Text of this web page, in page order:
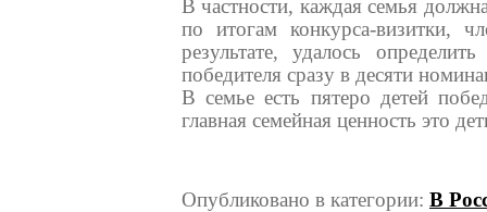
В частности, каждая семья
по итогам конкурса-
результате, удалось
победителя сразу в десяти
В семье есть пятеро детей
главная семейная ценность это
Опубликовано в категории: В